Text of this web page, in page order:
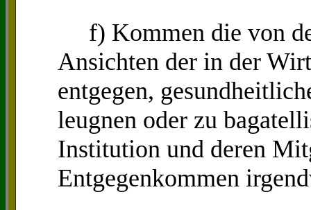
f) Kommen die von
Ansichten der in der
entgegen,
leugnen oder zu
Institution und deren
Entgegenkommen